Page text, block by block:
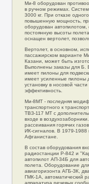
Ми-8 оборудован
в ручном режимах.
3000 кг. При отказе
повышенную мощность,
оборудован
постоянную высоты
оснащен вертолет,
Вертолет, в основном,
пассажирском варианте
Казани, может быть
Выполнены заказы для Б.
имеет пилоны для
имеет усиленные пилоны
установку в носовой
эффективность.
Ми-8МТ - последняя
транспортного к
ТВЗ-117 МТ с
входе в
рассеивания горячих
ИК-сигналов. В 1979-1988
Афганистане.
В состав оборудования
радиостанции Р-842 и
автопилот АП-34Б для
полета. Оборудование
авиагоризонта АГБ-ЗК,
ГМК-1А, автоматический
аппаратура речевых